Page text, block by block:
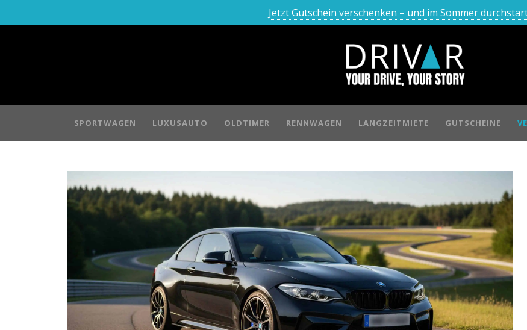
Jetzt Gutschein verschenken – und im Sommer
SPORTWAGEN LUXUSAUTO OLDTIMER RENNWAGEN LANGZEITMIETE GUTSCHEINE